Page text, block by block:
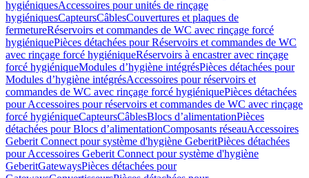
hygiéniquesAccessoires pour unités de rinçage
hygiéniquesCapteursCâblesCouvertures et plaques de
fermetureRéservoirs et commandes de WC avec rinçage forcé
hygiéniquePièces détachées pour Réservoirs et commandes de WC
avec rinçage forcé hygiéniqueRéservoirs à encastrer avec rinçage
forcé hygiéniqueModules d’hygiène intégrésPièces détachées pour
Modules d’hygiène intégrésAccessoires pour réservoirs et
commandes de WC avec rinçage forcé hygiéniquePièces détachées
pour Accessoires pour réservoirs et commandes de WC avec rinçage
forcé hygiéniqueCapteursCâblesBlocs d’alimentationPièces
détachées pour Blocs d’alimentationComposants réseauAccessoires
Geberit Connect pour système d'hygiène GeberitPièces détachées
pour Accessoires Geberit Connect pour système d'hygiène
GeberitGatewaysPièces détachées pour